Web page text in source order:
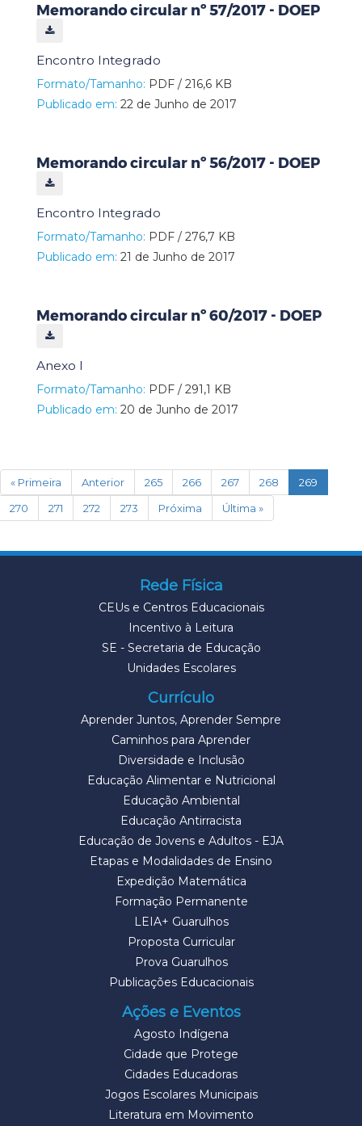
Memorando circular nº 57/2017 - DOEP
Encontro Integrado
Formato/Tamanho: PDF / 216,6 KB
Publicado em: 22 de Junho de 2017
Memorando circular nº 56/2017 - DOEP
Encontro Integrado
Formato/Tamanho: PDF / 276,7 KB
Publicado em: 21 de Junho de 2017
Memorando circular nº 60/2017 - DOEP
Anexo I
Formato/Tamanho: PDF / 291,1 KB
Publicado em: 20 de Junho de 2017
« Primeira Anterior 265 266 267 268 269
270 271 272 273 Próxima Última »
Rede Física
CEUs e Centros Educacionais
Incentivo à Leitura
SE - Secretaria de Educação
Unidades Escolares
Currículo
Aprender Juntos, Aprender Sempre
Caminhos para Aprender
Diversidade e Inclusão
Educação Alimentar e Nutricional
Educação Ambiental
Educação Antirracista
Educação de Jovens e Adultos - EJA
Etapas e Modalidades de Ensino
Expedição Matemática
Formação Permanente
LEIA+ Guarulhos
Proposta Curricular
Prova Guarulhos
Publicações Educacionais
Ações e Eventos
Agosto Indígena
Cidade que Protege
Cidades Educadoras
Jogos Escolares Municipais
Literatura em Movimento